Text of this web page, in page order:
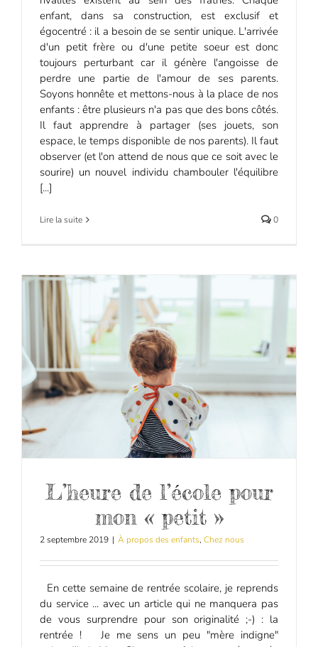
enfant, dans sa construction, est exclusif et
égocentré : il a besoin de se sentir unique. L'arrivée
d'un petit frère ou d'une petite soeur est donc
toujours perturbant car il génère l'angoisse de
perdre une partie de l'amour de ses parents.
Soyons honnête et mettons-nous à la place de nos
enfants : être plusieurs n'a pas que des bons côtés.
Il faut apprendre à partager (ses jouets, son
espace, le temps disponible de nos parents). Il faut
observer (et l'on attend de nous que ce soit avec le
sourire) un nouvel individu chambouler l'équilibre
[...]
Lire la suite 0
L’heure de l’école pour
mon « petit »
2 septembre 2019 | À propos des enfants, Chez nous
En cette semaine de rentrée scolaire, je reprends
du service ... avec un article qui ne manquera pas
de vous surprendre pour son originalité ;-) : la
rentrée ! Je me sens un peu "mère indigne"